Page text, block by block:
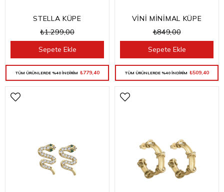
STELLA KÜPE
₺1.299,00
TÜM ÜRÜNLERDE %40 İNDİRİM ₺779,40
Sepete Ekle
VİNİ MİNİMAL KÜPE
₺849,00
TÜM ÜRÜNLERDE %40 İNDİRİM ₺509,40
Sepete Ekle